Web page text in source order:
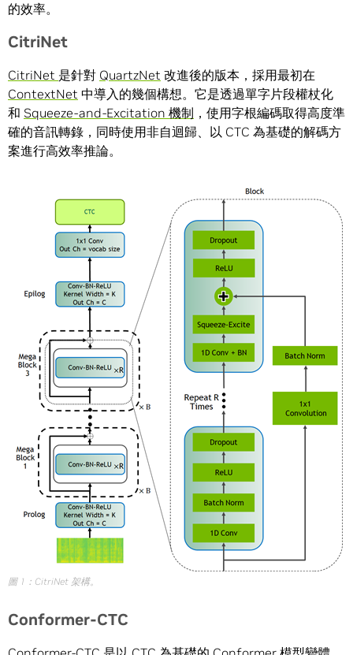
的效率。
CitriNet
CitriNet 是針對 QuartzNet 改進後的版本，採用最初在
ContextNet 中導入的幾個構想。它是透過單字片段權杖化
和 Squeeze-and-Excitation 機制 ，使用字根編碼取得高度準
確的音訊轉錄，同時使用非自迴歸、以 CTC 為基礎的解碼方
案進行高效率推論。
圖 1：CitriNet 架構。
Conformer-CTC